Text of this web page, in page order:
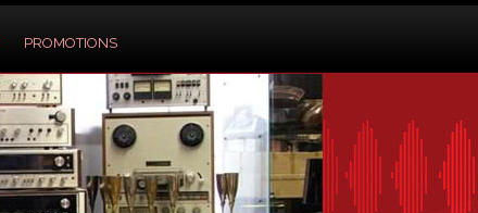
PROMOTIONS